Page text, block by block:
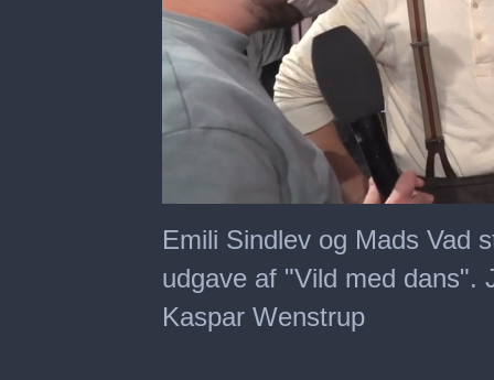
seconds
of
minutes,
seconds
Emili Sindlev og Mads Vad
udgave af "Vild med dans".
Kaspar Wenstrup